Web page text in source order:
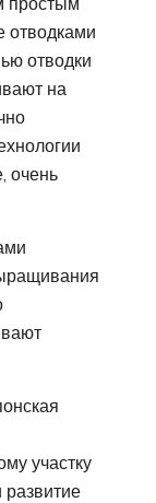
отводками
отводки
на
очень
участку
развитие